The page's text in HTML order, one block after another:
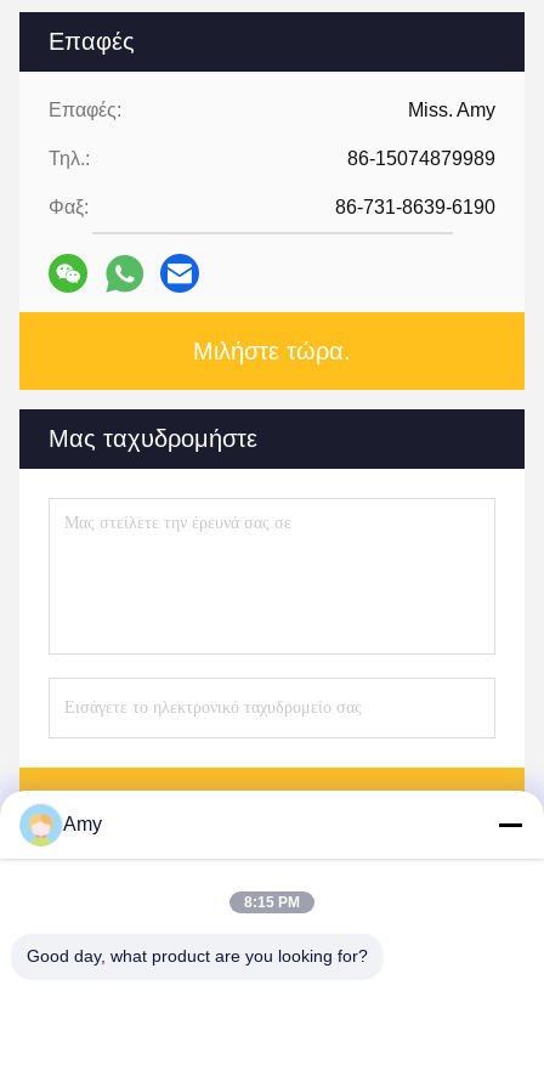
Επαφές
Επαφές: Miss. Amy
Τηλ.: 86-15074879989
Φαξ: 86-731-8639-6190
Μιλήστε τώρα.
Μας ταχυδρομήστε
Amy
8:15 PM
Good day, what product are you looking for?